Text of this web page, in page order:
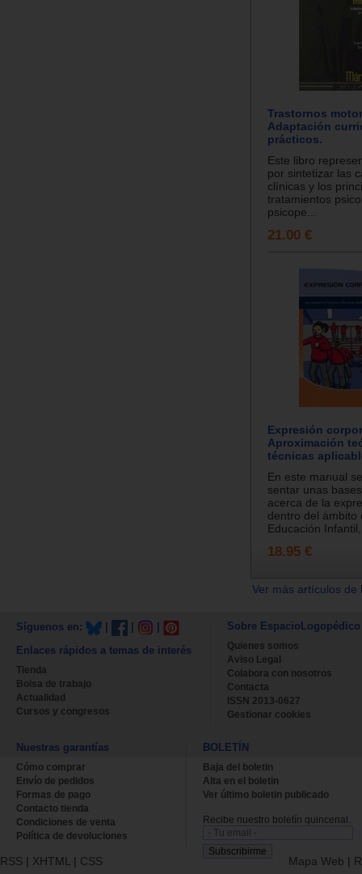
Trastornos
Adaptación
prácticos.
Este libro
por sintetizar las
clínicas y los
tratamientos
psicope...
21.00 €
Expresión
Aproximación
técnicas
En este manual
sentar unas
acerca de la
dentro del ámbito
Educación
18.95 €
Ver más artículos
Síguenos en:
Enlaces rápidos a temas de interés
Tienda
Bolsa de trabajo
Actualidad
Cursos y congresos
Sobre EspacioLogopédico
Quienes somos
Aviso Legal
Colabora con nosotros
Contacta
ISSN 2013-0627
Gestionar cookies
Nuestras garantías
Cómo comprar
Envío de pedidos
Formas de pago
Contacto tienda
Condiciones de venta
Política de devoluciones
BOLETÍN
Baja del boletin
Alta en el boletin
Ver último boletin publicado
Recibe nuestro boletín quincenal.
RSS | XHTML | CSS Mapa Web |